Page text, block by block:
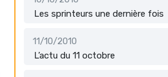
Les sprinteurs une dernière fois
11/10/2010
L’actu du 11 octobre